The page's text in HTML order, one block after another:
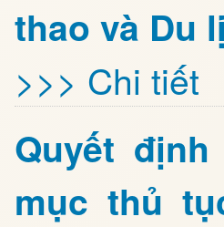
thao và Du
>>> Chi tiết
Quyết
mục thủ